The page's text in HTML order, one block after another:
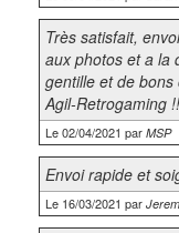
Très satisfait,
aux photos et a la
gentille et de
Agil-Retrogaming
Le 02/04/2021 par MSP
Envoi rapide et
Le 16/03/2021 par Jerem